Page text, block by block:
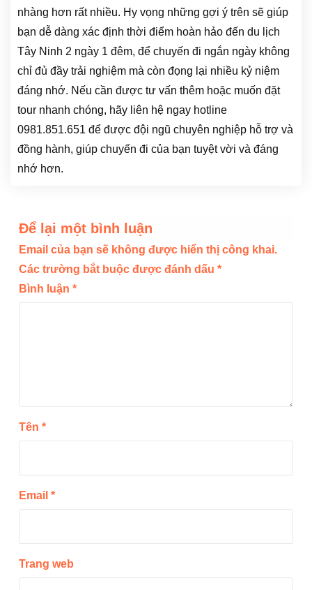
nhàng hơn rất nhiều. Hy vọng những gợi ý trên sẽ giúp
bạn dễ dàng xác định thời điểm hoàn hảo đến du lịch
Tây Ninh 2 ngày 1 đêm, để chuyến đi ngắn ngày không
chỉ đủ đầy trải nghiệm mà còn đọng lại nhiều kỷ niệm
đáng nhớ. Nếu cần được tư vấn thêm hoặc muốn đặt
tour nhanh chóng, hãy liên hệ ngay hotline
0981.851.651 để được đội ngũ chuyên nghiệp hỗ trợ và
đồng hành, giúp chuyến đi của bạn tuyệt vời và đáng
nhớ hơn.
Để lại một bình luận
Email của bạn sẽ không được hiển thị công khai.
Các trường bắt buộc được đánh dấu *
Bình luận *
Tên *
Email *
Trang web